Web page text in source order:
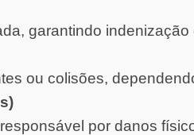
garantindo
ou colisões,
por danos